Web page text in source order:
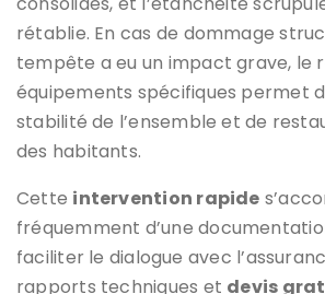
rétablie. En cas de dommage
tempête a eu un impact grave, le
équipements spécifiques permet
stabilité de l’ensemble et de
des habitants.
Cette intervention rapide
fréquemment d’une
faciliter le dialogue avec
rapports techniques et devis